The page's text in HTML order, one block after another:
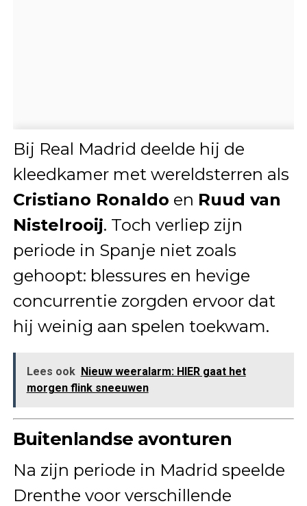
Bij Real Madrid deelde hij de
kleedkamer met wereldsterren als
Cristiano Ronaldo en Ruud van
Nistelrooij. Toch verliep zijn
periode in Spanje niet zoals
gehoopt: blessures en hevige
concurrentie zorgden ervoor dat
hij weinig aan spelen toekwam.
Lees ook Nieuw weeralarm: HIER gaat het
morgen flink sneeuwen
Buitenlandse avonturen
Na zijn periode in Madrid speelde
Drenthe voor verschillende